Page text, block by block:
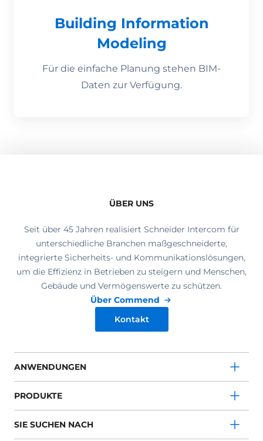
Building Information
Modeling
Für die einfache Planung stehen BIM-
Daten zur Verfügung.
ÜBER UNS
Seit über 45 Jahren realisiert Schneider Intercom für
unterschiedliche Branchen maßgeschneiderte,
integrierte Sicherheits- und Kommunikationslösungen,
um die Effizienz in Betrieben zu steigern und Menschen,
Gebäude und Vermögenswerte zu schützen.
Über Commend
Kontakt
ANWENDUNGEN
PRODUKTE
SIE SUCHEN NACH